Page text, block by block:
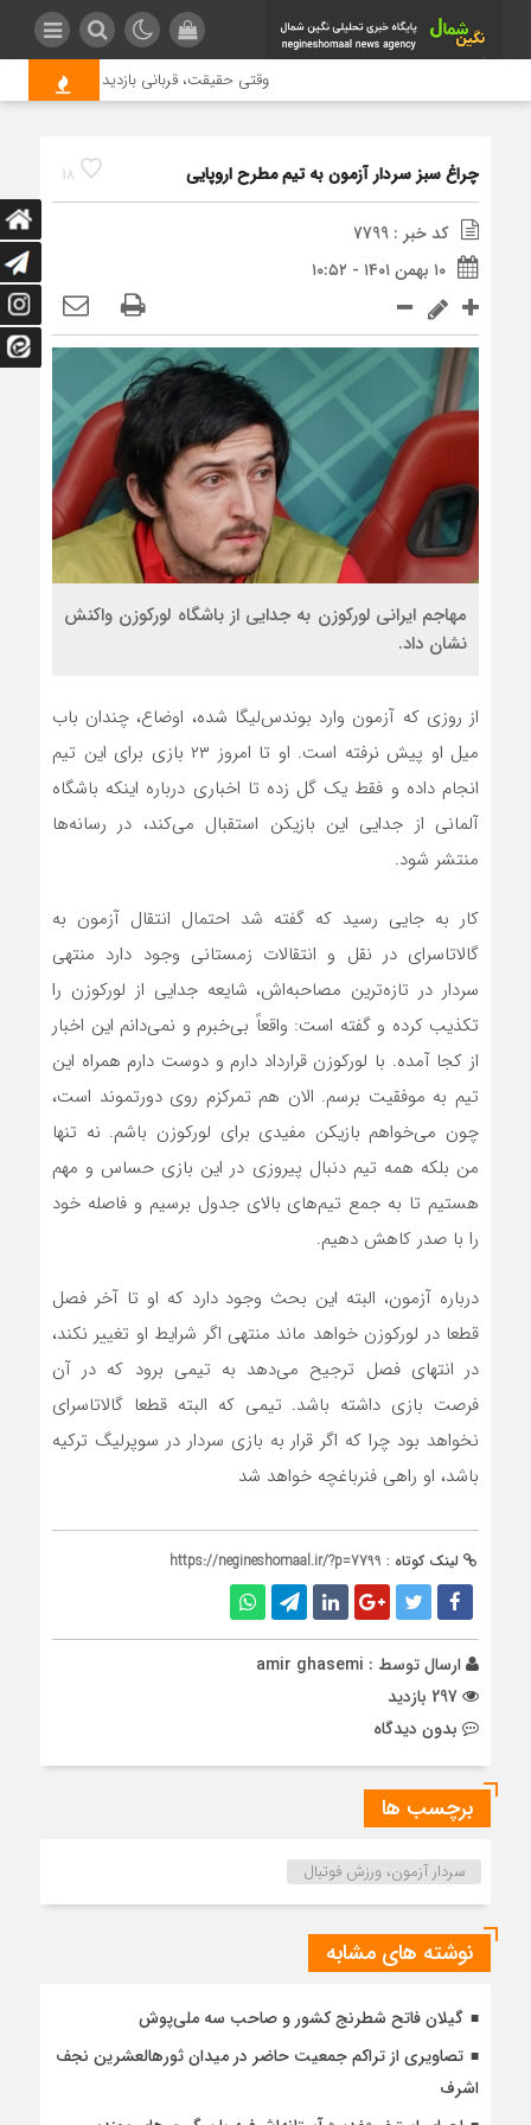
وقتی حقیقت، قربانی بازدید بیشتر می
18 چراغ سبز سردار آزمون به تیم مطرح اروپایی
کد خبر : 7799
۱۰ بهمن ۱۴۰۱ - ۱۰:۵۲
مهاجم ایرانی لورکوزن به جدایی از باشگاه لورکوزن واکنش
نشان داد.
از روزی که آزمون وارد بوندس‌لیگا شده، اوضاع، چندان باب
میل او پیش نرفته است. او تا امروز ۲۳ بازی برای این تیم
انجام داده و فقط یک گل زده تا اخباری درباره اینکه باشگاه
آلمانی از جدایی این بازیکن استقبال می‌کند، در رسانه‌ها
منتشر شود.
کار به جایی رسید که گفته شد احتمال انتقال آزمون به
گالاتاسرای در نقل و انتقالات زمستانی وجود دارد منتهی
سردار در تازه‌ترین مصاحبه‌اش، شایعه جدایی از لورکوزن را
تکذیب کرده و گفته است: واقعاً بی‌خبرم و نمی‌دانم این اخبار
از کجا آمده. با لورکوزن قرارداد دارم و دوست دارم همراه این
تیم به موفقیت برسم. الان هم تمرکزم روی دورتموند است،
چون می‌خواهم بازیکن مفیدی برای لورکوزن باشم. نه تنها
من بلکه همه تیم دنبال پیروزی در این بازی حساس و مهم
هستیم تا به جمع تیم‌های بالای جدول برسیم و فاصله خود
را با صدر کاهش دهیم.
درباره آزمون، البته این بحث وجود دارد که او تا آخر فصل
قطعا در لورکوزن خواهد ماند منتهی اگر شرایط او تغییر نکند،
در انتهای فصل ترجیح می‌دهد به تیمی برود که در آن
فرصت بازی داشته باشد. تیمی که البته قطعا گالاتاسرای
نخواهد بود چرا که اگر قرار به بازی سردار در سوپرلیگ ترکیه
باشد، او راهی فنرباغچه خواهد شد
لینک کوتاه : https://negineshomaal.ir/?p=7799
ارسال توسط : amir ghasemi
بدون دیدگاه
برچسب ها
سردار آزمون، ورزش فوتبال
نوشته های مشابه
گیلان فاتح شطرنج کشور و صاحب سه ملی‌پوش
تصاویری از تراکم جمعیت حاضر در میدان ثورهالعشرین نجف
اشرف